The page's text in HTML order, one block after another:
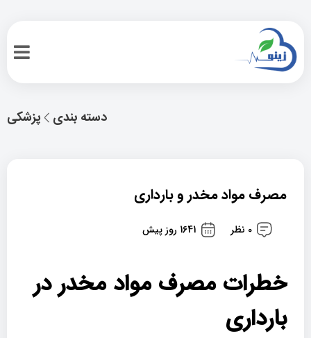
پزشکی دسته بندی
مصرف مواد مخدر و بارداری
0 نظر 1641 روز پیش
خطرات مصرف مواد مخدر در
بارداری